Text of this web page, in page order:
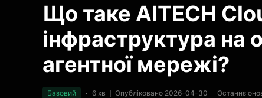
Що таке AITECH
інфраструктура на
агентної мережі?
Базовий 6 хв Опубліковано 2026-04-30 Останнє